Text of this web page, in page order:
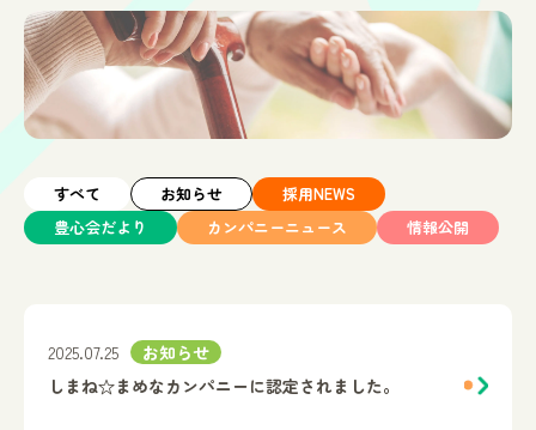
すべて お知らせ
採用NEWS
豊心会だより
カンパニーニュース 情報公開
2025.07.25
お知らせ
しまね☆まめなカンパニーに認定されました。